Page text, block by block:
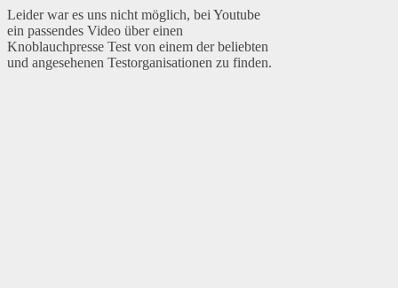
Leider war es uns nicht möglich, bei Youtube
ein passendes Video über einen
Knoblauchpresse Test von einem der beliebten
und angesehenen Testorganisationen zu finden.